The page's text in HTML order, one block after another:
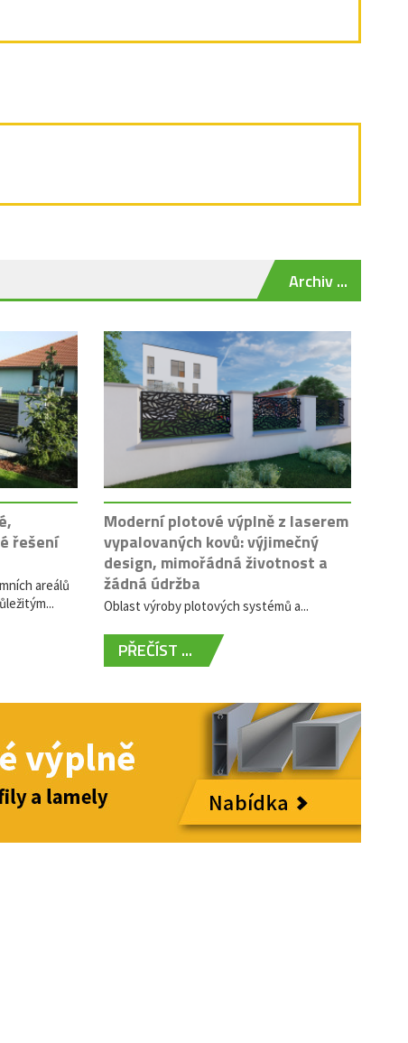
řešení
areálů
Moderní plotové výplně z laserem
vypalovaných kovů: výjimečný
design, mimořádná životnost a
žádná údržba
Oblast výroby plotových systémů a...
PŘEČÍST ...
Archiv ...